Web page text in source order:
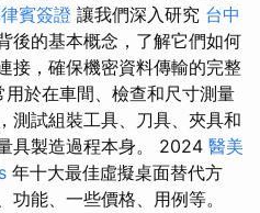
賓簽證 讓我們深入研究 台中
後的基本概念，了解它們如何
接，確保機密資料傳輸的完整
用於在車間、檢查和尺寸測量
測試組裝工具、刀具、夾具和
具製造過程本身。 2024 醫美
年十大最佳虛擬桌面替代方
能、一些價格、用例等。